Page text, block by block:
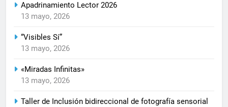
Apadrinamiento Lector 2026
13 mayo, 2026
“Visibles Sí”
13 mayo, 2026
«Miradas Infinitas»
13 mayo, 2026
Taller de Inclusión bidireccional de fotografía sensorial